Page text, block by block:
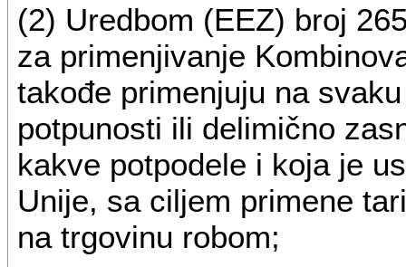
(2) Uredbom (EEZ) broj
za primenjivanje
takođe primenjuju na
potpunosti ili delimično
kakve potpodele i koja je
Unije, sa ciljem primene
na trgovinu robom;